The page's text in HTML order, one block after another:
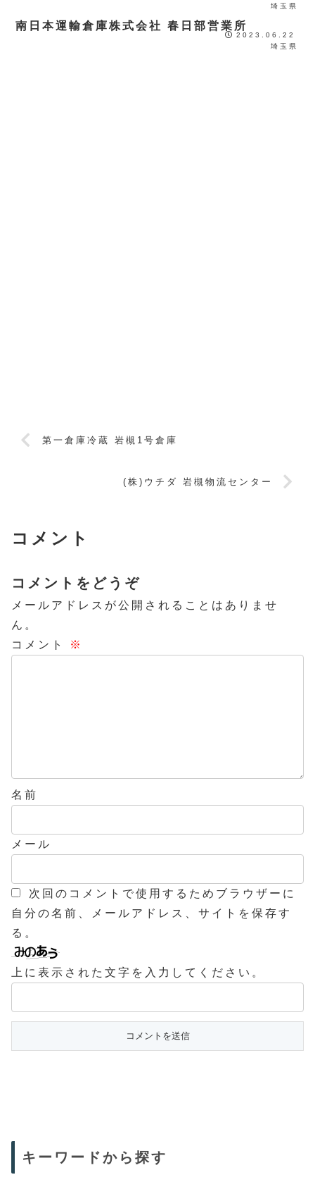
埼玉県
南日本運輸倉庫株式会社 春日部営業所
2023.06.22
埼玉県
第一倉庫冷蔵 岩槻1号倉庫
(株)ウチダ 岩槻物流センター
コメント
コメントをどうぞ
メールアドレスが公開されることはありませ
ん。
コメント
※
名前
メール
次回のコメントで使用するためブラウザーに
自分の名前、メールアドレス、サイトを保存す
る。
上に表示された文字を入力してください。
キーワードから探す